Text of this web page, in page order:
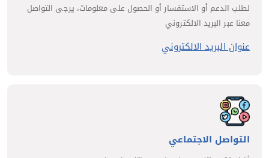
لطلب الدعم أو الاستفسار أو الحصول على معلومات، يرجى التواصل
معنا عبر البريد الالكتروني
عنوان البريد الالكتروني
التواصل الاجتماعي